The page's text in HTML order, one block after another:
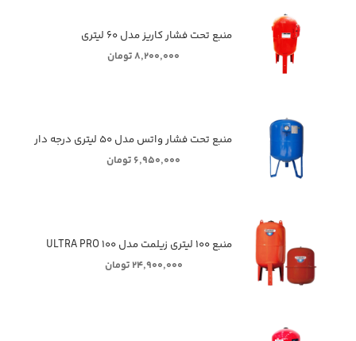
منبع تحت فشار کاریز مدل ۶۰ لیتری
۸,۲۰۰,۰۰۰ تومان
منبع تحت فشار واتس مدل ۵۰ لیتری درجه دار
۶,۹۵۰,۰۰۰ تومان
منبع ۱۰۰ لیتری زیلمت مدل ULTRA PRO ۱۰۰
۲۴,۹۰۰,۰۰۰ تومان